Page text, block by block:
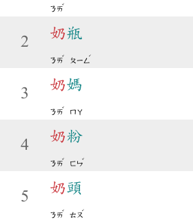
ㄋㄞ
ˇ
2
奶瓶
ㄋㄞ
ˇ
ㄆㄧㄥ
ˊ
3
奶媽
ㄋㄞ
ˇ
ㄇㄚ
4
奶粉
ㄋㄞ
ˇ
ㄈㄣ
ˇ
5
奶頭
ㄋㄞ
ˇ
ㄊㄡ
ˊ